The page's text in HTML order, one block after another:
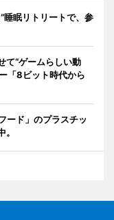
睡眠リトリートで、参
て“ゲームらしい動
「8ビット時代から
ード」のプラスチッ